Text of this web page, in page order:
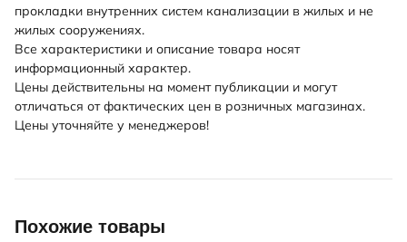
прокладки внутренних систем канализации в жилых и не
жилых сооружениях.
Все характеристики и описание товара носят
информационный характер.
Цены действительны на момент публикации и могут
отличаться от фактических цен в розничных магазинах.
Цены уточняйте у менеджеров!
Похожие товары